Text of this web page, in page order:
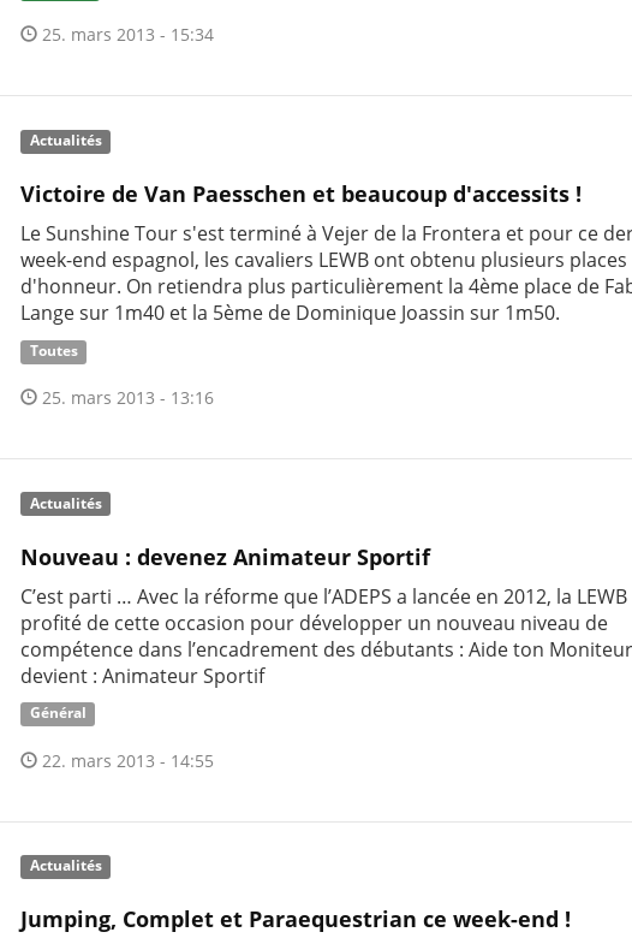
25. mars 2013 - 15:34
Actualités
Victoire de Van Paesschen et beaucoup d'accessits !
Le Sunshine Tour s'est terminé à Vejer de la Frontera et pour ce
week-end espagnol, les cavaliers LEWB ont obtenu plusieurs places
d'honneur. On retiendra plus particulièrement la 4ème place de
Lange sur 1m40 et la 5ème de Dominique Joassin sur 1m50.
Toutes
25. mars 2013 - 13:16
Actualités
Nouveau : devenez Animateur Sportif
C’est parti … Avec la réforme que l’ADEPS a lancée en 2012, la LEWB
profité de cette occasion pour développer un nouveau niveau de
compétence dans l’encadrement des débutants : Aide ton
devient : Animateur Sportif
Général
22. mars 2013 - 14:55
Actualités
Jumping, Complet et Paraequestrian ce week-end !